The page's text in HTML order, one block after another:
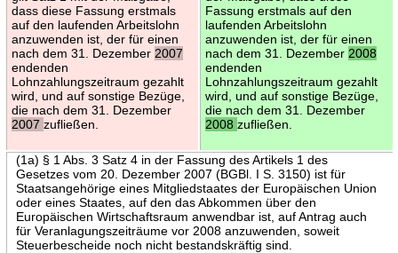
dass diese Fassung erstmals
auf den laufenden Arbeitslohn
anzuwenden ist, der für einen
nach dem 31. Dezember 2007
endenden
Lohnzahlungszeitraum gezahlt
wird, und auf sonstige Bezüge,
die nach dem 31. Dezember
2007 zufließen.
Fassung erstmals auf den
laufenden Arbeitslohn
anzuwenden ist, der für einen
nach dem 31. Dezember 2008
endenden
Lohnzahlungszeitraum gezahlt
wird, und auf sonstige Bezüge,
die nach dem 31. Dezember
2008 zufließen.
(1a) § 1 Abs. 3 Satz 4 in der Fassung des Artikels 1 des
Gesetzes vom 20. Dezember 2007 (BGBl. I S. 3150) ist für
Staatsangehörige eines Mitgliedstaates der Europäischen Union
oder eines Staates, auf den das Abkommen über den
Europäischen Wirtschaftsraum anwendbar ist, auf Antrag auch
für Veranlagungszeiträume vor 2008 anzuwenden, soweit
Steuerbescheide noch nicht bestandskräftig sind.